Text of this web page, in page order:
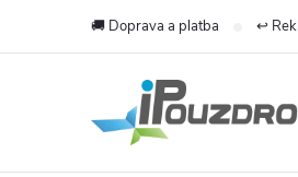
🚚 Doprava a platba ↩️